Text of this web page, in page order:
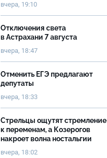
вчера, 19:10
Отключения света
в Астрахани 7 августа
вчера, 18:47
Отменить ЕГЭ предлагают
депутаты
вчера, 18:33
Стрельцы ощутят стремление
к переменам, а Козерогов
накроет волна ностальгии
вчера, 18:02